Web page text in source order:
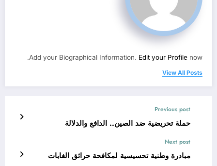
Add your Biographical Information. Edit your Profile now.
View All Posts
Previous post
حملة تحريضية ضد الصين.. الدافع والدلالة
Next post
مبادرة وطنية تحسيسية لمكافحة حرائق الغابات